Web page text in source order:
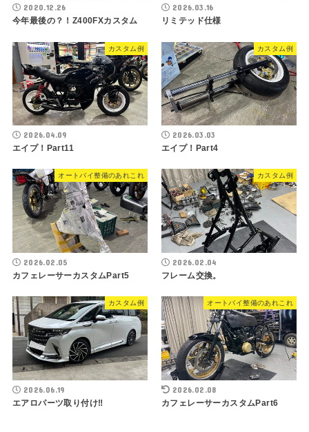
2020.12.26
今年最後の？！Z400FXカスタム
2026.03.16
リミテッド仕様
カスタム例
2026.04.09
エイプ！Part11
カスタム例
2026.03.03
エイプ！Part4
オートバイ整備のあれこれ
2026.02.05
カフェレーサーカスタムPart5
カスタム例
2026.02.04
フレーム交換。
カスタム例
2026.06.19
エアロパーツ取り付け‼︎
オートバイ整備のあれこれ
2026.02.08
カフェレーサーカスタムPart6